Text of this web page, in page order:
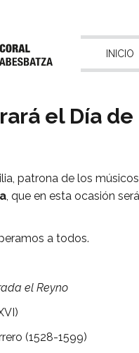
INICIO
el Día
patrona de los
, que en esta ocasión
a todos.
el Reyno
(1528-1599)